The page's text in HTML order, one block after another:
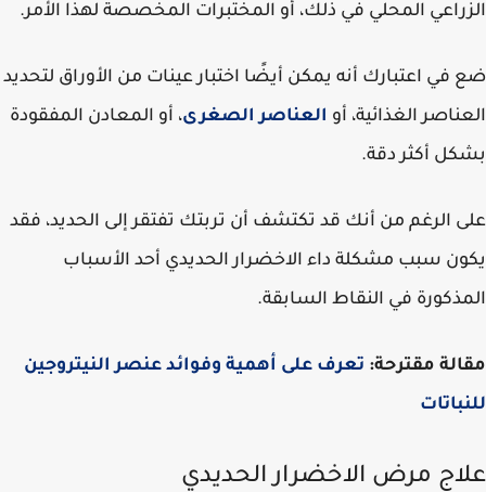
المحلي في ذلك، أو المختبرات المخصصة لهذا الأمر.
اعتبارك أنه يمكن أيضًا اختبار عينات من الأوراق لتحديد
الغذائية، أو العناصر الصغرى، أو المعادن المفقودة
أكثر دقة.
الرغم من أنك قد تكتشف أن تربتك تفتقر إلى الحديد، فقد
سبب مشكلة داء الاخضرار الحديدي أحد الأسباب
في النقاط السابقة.
مقترحة: تعرف على أهمية وفوائد عنصر النيتروجين
مرض الاخضرار الحديدي